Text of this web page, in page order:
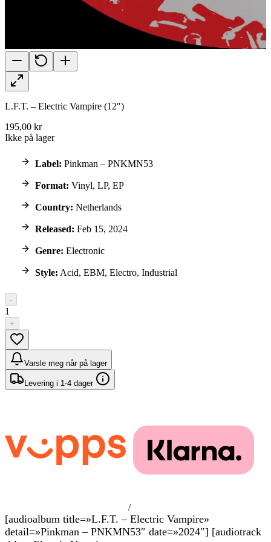
L.F.T. – Electric Vampire (12″)
195,00 kr
Ikke på lager
Label: Pinkman – PNKMN53
Format: Vinyl, LP, EP
Country: Netherlands
Released: Feb 15, 2024
Genre: Electronic
Style: Acid, EBM, Electro, Industrial
-
1
+
Varsle meg når på lager
Levering i 1-4 dager
/
[audioalbum title=»L.F.T. – Electric Vampire»
detail=»Pinkman – PNKMN53″ date=»2024″] [audiotrack